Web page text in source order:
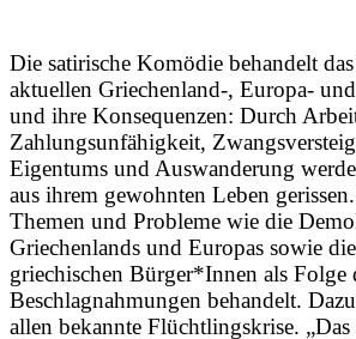
Die satirische Komödie behandelt
aktuellen Griechenland-, Europa-
und ihre Konsequenzen: Durch
Zahlungsunfähigkeit,
Eigentums und Auswanderung
aus ihrem gewohnten Leben
Themen und Probleme wie die
Griechenlands und Europas sowie
griechischen Bürger*Innen als Folge
Beschlagnahmungen behandelt.
allen bekannte Flüchtlingskrise.